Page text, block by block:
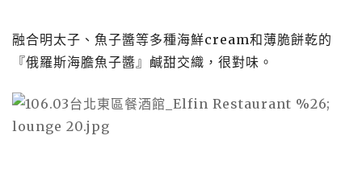
融合明太子、魚子醬等多種海鮮cream和薄脆餅乾的
『俄羅斯海膽魚子醬』鹹甜交織，很對味。